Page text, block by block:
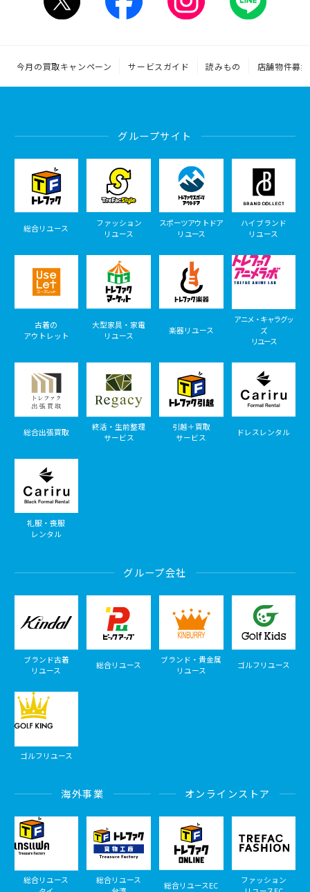
今月の買取キャンペーン サービスガイド 読みもの 店舗物件募集
グループサイト
総合リユース
ファッション
リユース
スポーツアウトドア
リユース
ハイブランド
リユース
古着の
アウトレット
大型家具・家電
リユース
楽器リユース
アニメ・キャラグッ
ズ
リユース
総合出張買取
終活・生前整理
サービス
引越＋買取
サービス
ドレスレンタル
礼服・喪服
レンタル
グループ会社
ブランド古着
リユース
総合リユース
ブランド・貴金属
リユース
ゴルフリユース
ゴルフリユース
海外事業
総合リユース
総合リユース
オンラインストア
総合リユースEC
ファッション